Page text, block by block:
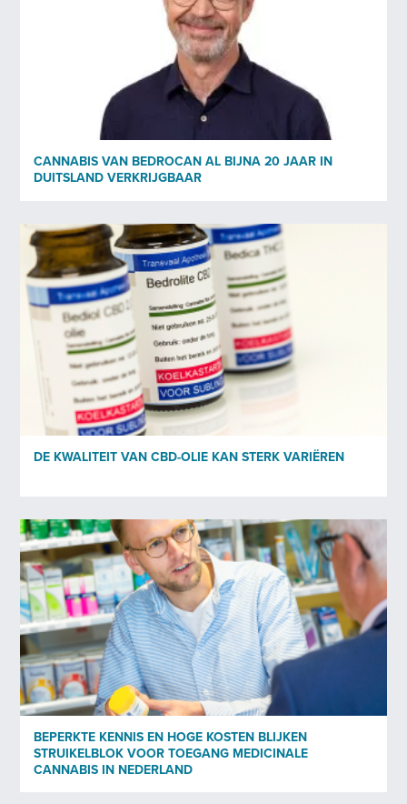
CANNABIS VAN BEDROCAN AL BIJNA 20 JAAR IN
DUITSLAND VERKRIJGBAAR
DE KWALITEIT VAN CBD-OLIE KAN STERK VARIËREN
BEPERKTE KENNIS EN HOGE KOSTEN BLIJKEN
STRUIKELBLOK VOOR TOEGANG MEDICINALE
CANNABIS IN NEDERLAND